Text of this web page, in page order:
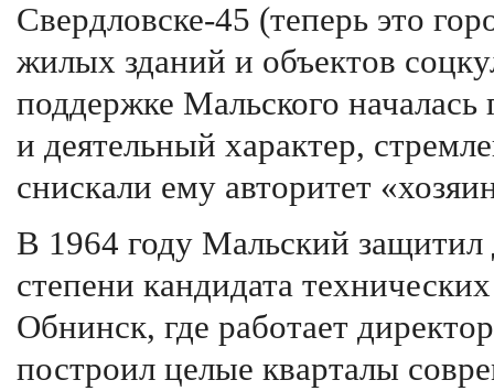
Свердловске-45 (теперь это
жилых зданий и объектов
поддержке Мальского
и деятельный характер,
снискали ему авторитет
В 1964 году Мальский защитил
степени кандидата
Обнинск, где работает
построил целые кварталы